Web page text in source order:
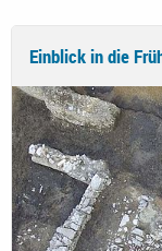
Einblick in die